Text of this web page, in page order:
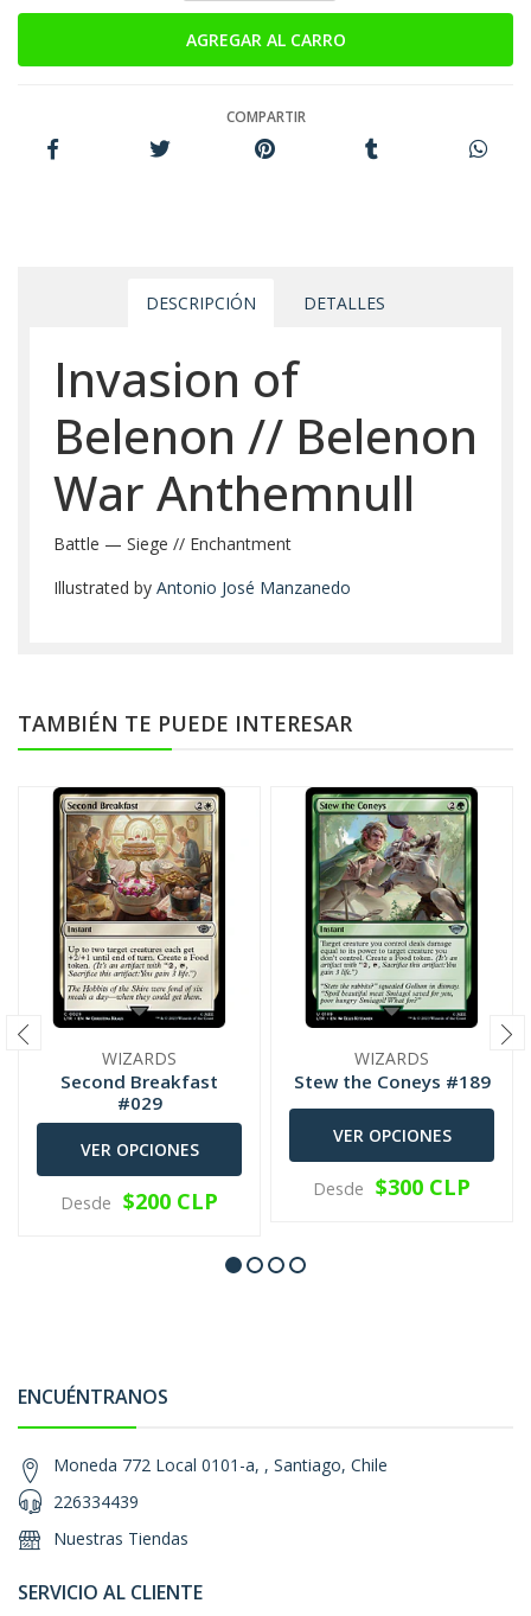
COMPARTIR
DESCRIPCIÓN DETALLES
Invasion of
Belenon // Belenon
War Anthemnull
Battle — Siege // Enchantment
Illustrated by Antonio José Manzanedo
TAMBIÉN TE PUEDE INTERESAR
WIZARDS
Second Breakfast
#029
VER OPCIONES
Desde $200 CLP
WIZARDS
Stew the Coneys #189
VER OPCIONES
Desde $300 CLP
ENCUÉNTRANOS
Moneda 772 Local 0101-a, , Santiago, Chile
226334439
Nuestras Tiendas
SERVICIO AL CLIENTE